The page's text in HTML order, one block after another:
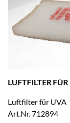
LUFTFILTER
Luftfilter für UVA
Art.Nr. 712894